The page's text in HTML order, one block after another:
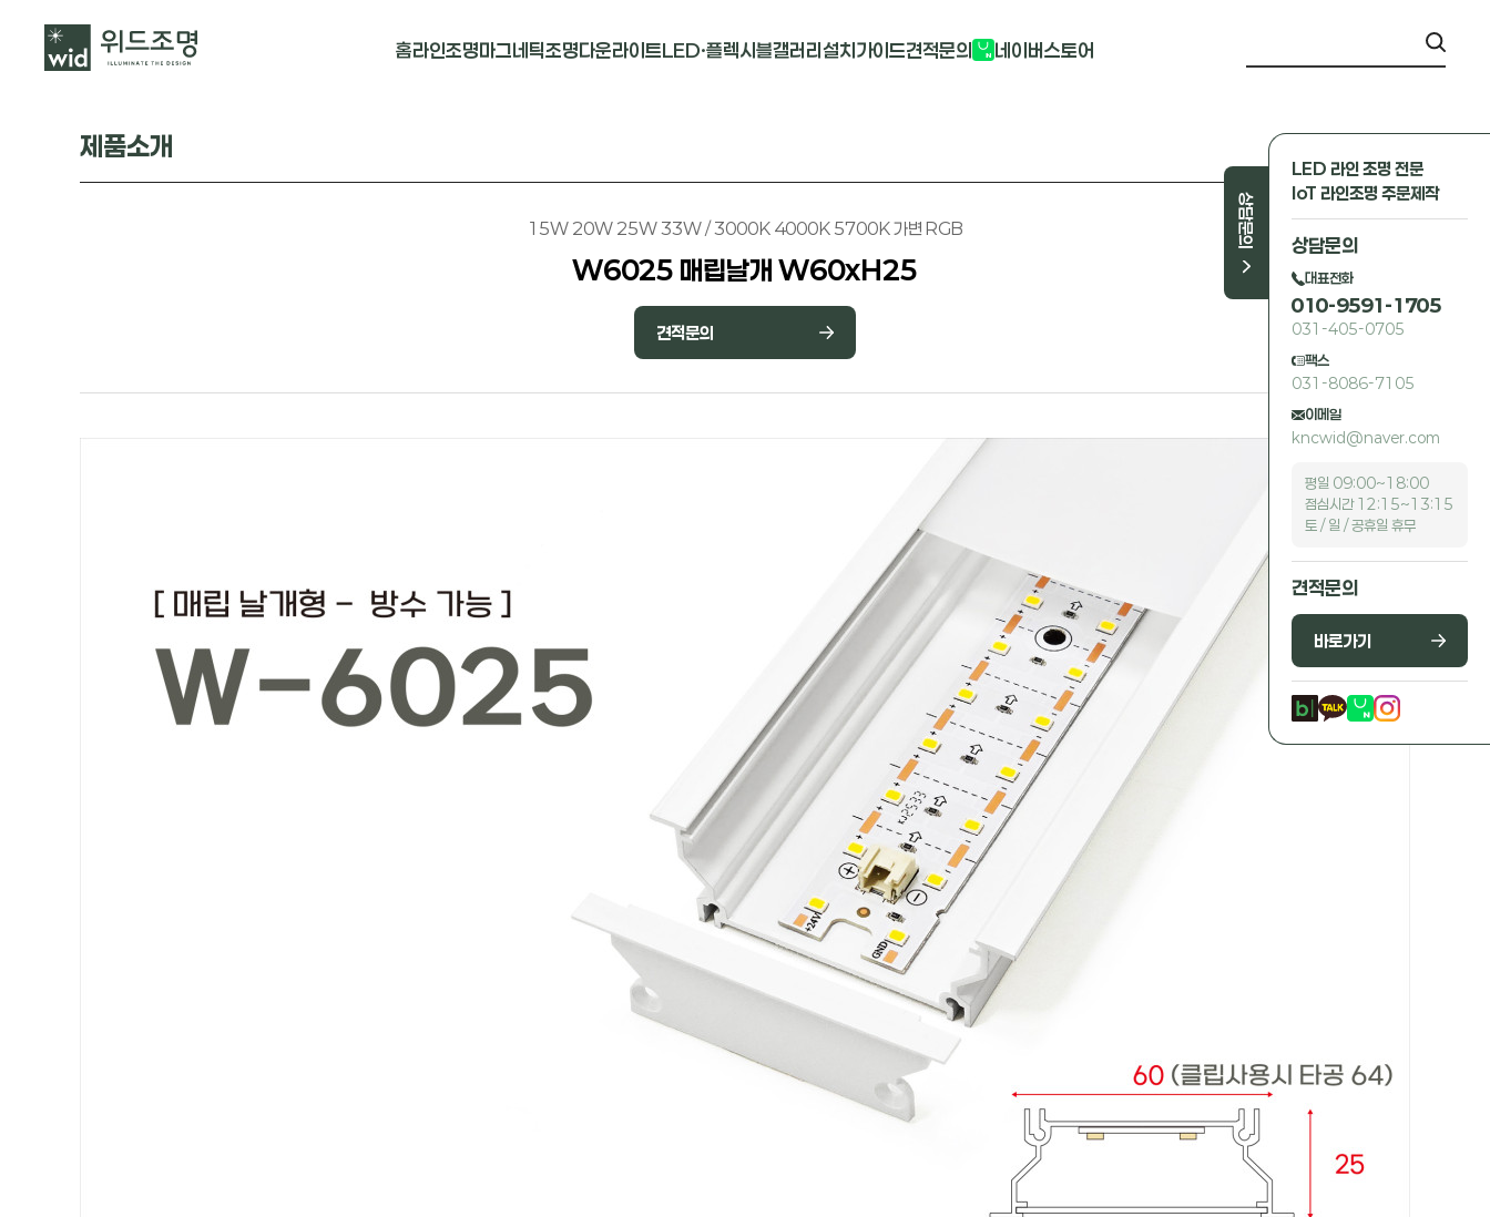
홈라인조명
펜던트
마그네틱조명
M2824R
다운라이트
사각 COB
LED·플렉시블
바리솔PCB
갤러리설치가이드견적문의 네이버스토어
상담문의
LED 라인 조명 전문
IoT 라인조명 주문제작
상담문의
대표전화
010-9591-1705
031-405-0705
팩스
031-8086-7105
이메일
kncwid@naver.com
평일 09:00~18:00
점심시간 12:15~13:15
토 / 일 / 공휴일 휴무
견적문의
바로가기
제품소개
15W 20W 25W 33W / 3000K 4000K 5700K 가변 RGB
W6025 매립날개 W60xH25
견적문의